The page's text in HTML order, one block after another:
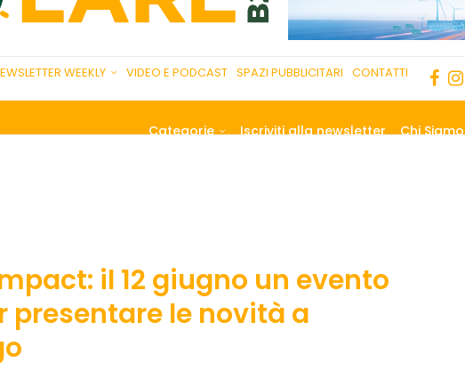
WEEKLY VIDEO E PODCAST SPAZI PUBBLICITARI CONTATTI
Categorie Iscriviti alla newsletter Chi Siamo
il 12 giugno un evento
presentare le novità a